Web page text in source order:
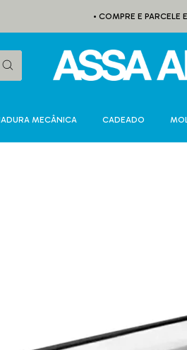
• COMPRE E PARCELE EM
MECÂNICA CADEADO